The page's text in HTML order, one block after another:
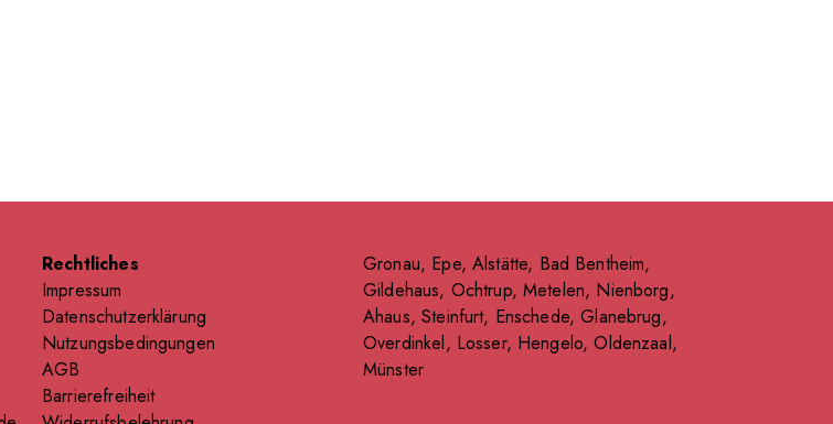
Rechtliches
Impressum
Datenschutzerklärung
Nutzungsbedingungen
AGB
Barrierefreiheit
Gronau, Epe, Alstätte, Bad Bentheim,
Gildehaus, Ochtrup,Metelen, Nienborg,
Ahaus,Steinfurt, Enschede,Glanebrug,
Overdinkel, Losser, Hengelo,Oldenzaal,
Münster